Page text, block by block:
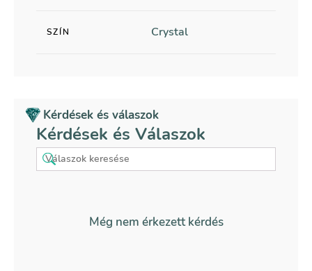
SZÍN Crystal
Kérdések és válaszok
Kérdések és Válaszok
Még nem érkezett kérdés